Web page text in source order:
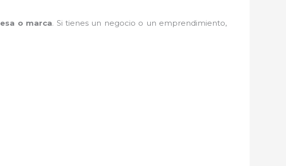
o marca. Si tienes un negocio o un emprendimiento,